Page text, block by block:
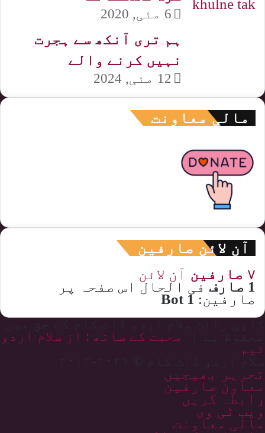
6 مئی, 2020
ہم تری آنکھ سے ہجرت
نہیں کرنے والے
12 مئی, 2024
مالی معاونت
آن لائن صارفین
۷ صارفین آن لائن
1 صارف فی الحال اس صفحہ پر
صارفین: 1 Bot
محبت کے ساتھ : از سلام اردو
ٹیم
سلام اردو ڈاٹ کام © ۲۰۲۶-۲۰۱۲
تحریر بھیجیں
معاون صارفین
رابطہ کریں
ویب ٹی وی
مالی معاونت